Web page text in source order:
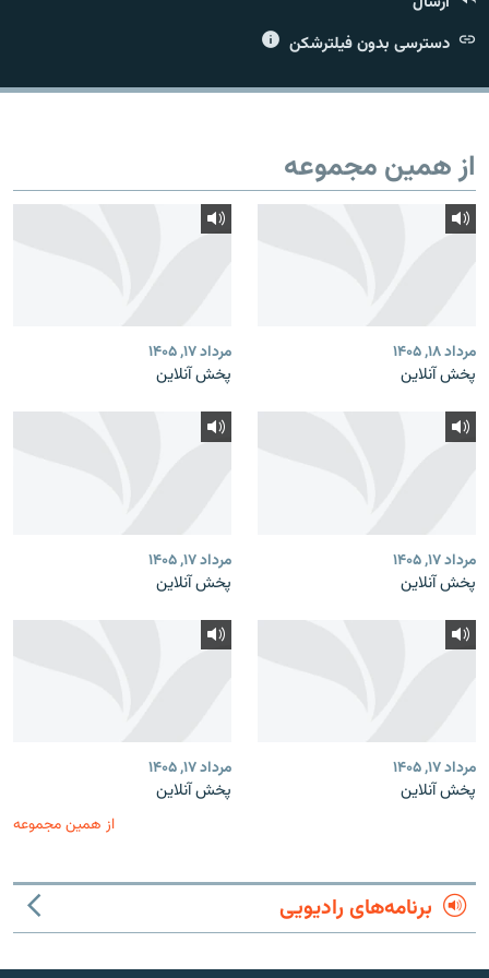
دسترسی بدون فیلترشکن
از همین مجموعه
مرداد ۱۸, ۱۴۰۵
پخش آنلاین
مرداد ۱۷, ۱۴۰۵
پخش آنلاین
مرداد ۱۷, ۱۴۰۵
پخش آنلاین
مرداد ۱۷, ۱۴۰۵
پخش آنلاین
مرداد ۱۷, ۱۴۰۵
پخش آنلاین
مرداد ۱۷, ۱۴۰۵
پخش آنلاین
از همین مجموعه
برنامه‌های رادیویی